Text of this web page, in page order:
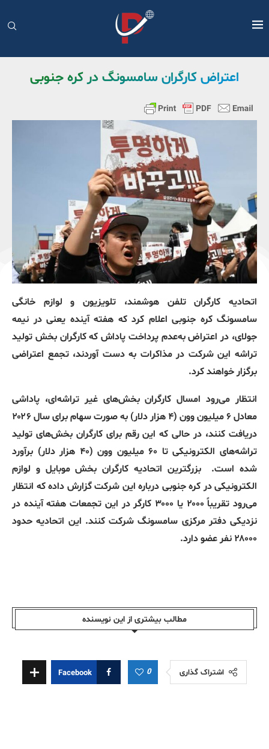
اعتراض کارگران سامسونگ در کره جنوبی
اتحادیه کارگران تلفن هوشمند، تلویزیون و لوازم خانگی
سامسونگ کره جنوبی اعلام کرد که هفته آینده یعنی در نیمه
جولای، در اعتراض به‌عدم پرداخت پاداش که کارگران بخش تولید
تراشه این شرکت در مذاکرات به دست آوردند، تجمع اعتراضی
برگزار خواهند کرد.
انتظار می‌رود امسال کارگران بخش‌های غیر تراشه‌ای، پاداشی
معادل ۶ میلیون وون (۴ هزار دلار) به صورت سهام برای سال ۲۰۲۶
دریافت کنند، در حالی که این رقم برای کارگران بخش‌های تولید
تراشه‌های الکترونیکی تا ۶۰ میلیون وون (۴۰ هزار دلار) برآورد
شده است. بزرگترین اتحادیه کارگران بخش موبایل و لوازم
الکترونیکی در کره جنوبی درباره این شرکت گزارش داده که انتظار
می‌رود تقریباً ۲۰۰۰ یا ۳۰۰۰ کارگر در این تجمعات هفته آینده در
نزدیکی دفتر مرکزی سامسونگ شرکت کنند. این اتحادیه حدود
۲۸۰۰۰ نفر عضو دارد.
مطالب بیشتری از این نویسندە
اشتراک گذاری 0
Facebook